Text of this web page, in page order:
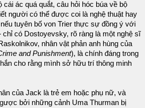
cái ác quá quắt, câu hỏi hóc búa về bộ
người có thể được coi là nghệ thuật hay
tuyên bố von Trier thực sự đồng ý với
có Dostoyevsky, rõ ràng là một nghệ sĩ
nhân vật phản anh hùng của
and Punishment), là chính đáng trong
cho rằng mình sở hữu trí thông minh
của Jack là trẻ em hoặc phụ nữ, và
bởi những cảnh Uma Thurman bị